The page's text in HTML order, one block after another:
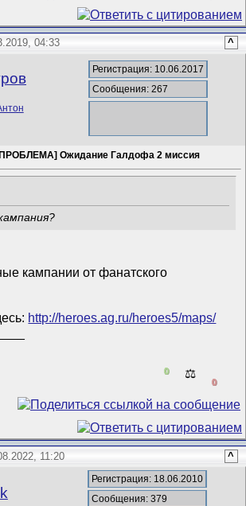
04:33 ^
Регистрация: 10.06.2017
Сообщения: 267
Ожидание Галдофа 2 миссия
кампании от фанатского
http://heroes.ag.ru/heroes5/maps/
0 ⚖️
0
11:20 ^
Регистрация: 18.06.2010
Сообщения: 379